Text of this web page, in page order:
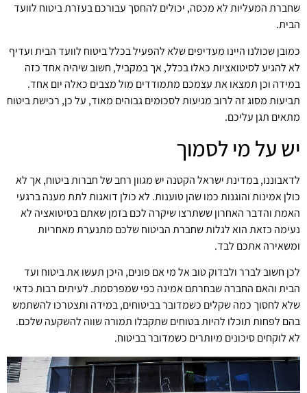
שחברת המעליות לא מכסה, יכולים להחסך עבורכם בעזרת ביטוח לוועד
הבית.
כמובן שכולנו היינו מעדיפים שלא להפעיל בכלל ביטוח לוועד הבית ועדיף
לא להגיע לסיטואציות כאלו בכלל, אך במקביל, חשוב שיהיה אחד כזה
במידה וכן תמצאו את עצמכם מתמודדים מול מצבים כאלה יום אחד.
תביעות מסוג זה לרוב מגיעות לסכומים גבוהים מאוד, על כן, רכישת ביטוח
מתאים תגן עליכם.
יש על מי לסמוך
לדאבוננו, במדינת ישראל הקטנה יש מגוון רחב של חברות ביטוח, אך לא
כולן אמינות והוגנות כמו שהן טוענות. לא כולן דואגות לתת מענה ברגעי
האמת והדבר האחרון ששתרצו שיקרה לכם בזמן שאתם בסיטואציה לא
נעימה כזאתהוא לגלות שחברת הביטוח שלכם מתנערת מאחריות
ומשאירה אתכם לבד.
לכן חשוב לברר ולבדוק טוב אל מי אם פונים, היכן תעשו את ביטוח ועד
הבית והאם החברה שבחרתם אמינה כפי שמפרסמת. לעיתים רבות כדאי
שלא לחסוך כמה שקלים כשמדובר בביטוחים, במידה ותצטרכו להשתמש
בהם לפחות תוכלו להיות בטוחים שתקבלו תמורה שווה להשקעה שלכם.
לא לוקחים סיכונים מיותרים כשמדובר בביטוח.